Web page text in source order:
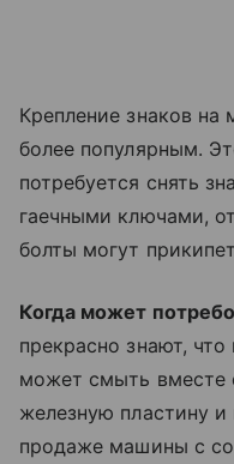
Крепление знаков на
более популярным.
потребуется снять
гаечными ключами,
болты могут
Когда может
прекрасно знают,
может смыть вместе
железную пластину и
продаже машины с